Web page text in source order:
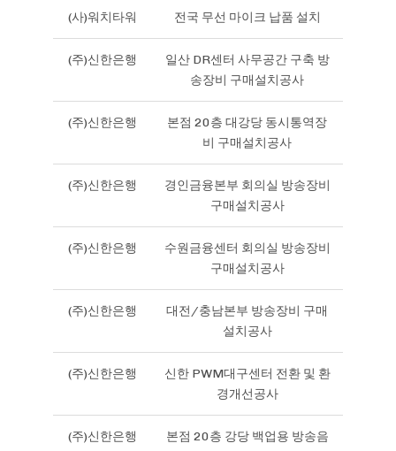
(사)워치타워 전국 무선 마이크 납품 설치
(주)신한은행
일산 DR센터 사무공간 구축 방
송장비 구매설치공사
(주)신한은행
본점 20층 대강당 동시통역장
비 구매설치공사
(주)신한은행
경인금융본부 회의실 방송장비
구매설치공사
(주)신한은행
수원금융센터 회의실 방송장비
구매설치공사
(주)신한은행
대전/충남본부 방송장비 구매
설치공사
(주)신한은행
신한 PWM대구센터 전환 및 환
경개선공사
(주)신한은행
본점 20층 강당 백업용 방송음